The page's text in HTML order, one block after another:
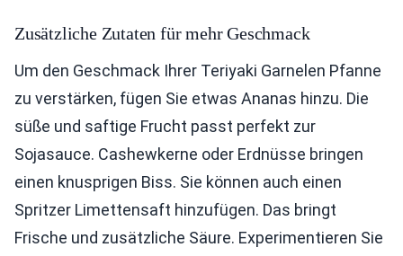
Zusätzliche Zutaten für mehr Geschmack
Um den Geschmack Ihrer Teriyaki Garnelen Pfanne
zu verstärken, fügen Sie etwas Ananas hinzu. Die
süße und saftige Frucht passt perfekt zur
Sojasauce. Cashewkerne oder Erdnüsse bringen
einen knusprigen Biss. Sie können auch einen
Spritzer Limettensaft hinzufügen. Das bringt
Frische und zusätzliche Säure. Experimentieren Sie